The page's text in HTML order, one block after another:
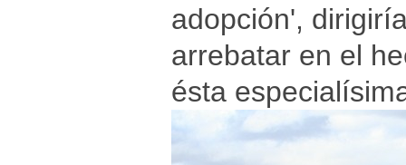
adopción',
arrebatar en el
ésta